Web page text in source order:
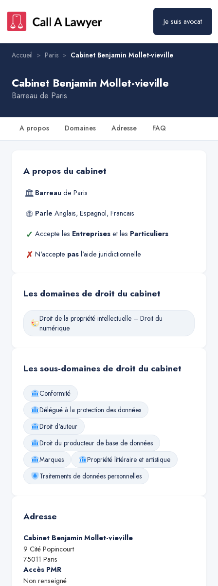
Je suis avocat
Accueil > Paris > Cabinet Benjamin Mollet-vieville
Cabinet Benjamin Mollet-vieville
Barreau de Paris
A propos Domaines Adresse FAQ
A propos du cabinet
🏛 Barreau de Paris
🌐 Parle Anglais, Espagnol, Francais
✓ Accepte les Entreprises et les Particuliers
✗ N'accepte pas l'aide juridictionnelle
Les domaines de droit du cabinet
Droit de la propriété intellectuelle – Droit du
numérique
Les sous-domaines de droit du cabinet
Conformité
Délégué à la protection des données
Droit d'auteur
Droit du producteur de base de données
Marques
Propriété littéraire et artistique
Traitements de données personnelles
Adresse
Cabinet Benjamin Mollet-vieville
9 Cité Popincourt
75011 Paris
Accès PMR
Non renseigné